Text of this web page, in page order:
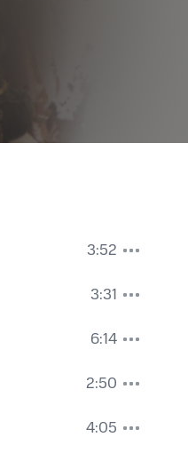
3:52
3:31
6:14
2:50
4:05